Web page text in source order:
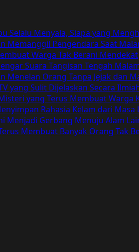
Selalu Menyala, Siapa yang
Memanggil Pengendara Saat
Warga Tak Berani Mendekat
Suara Tangisan Tengah
Menelan Orang Tanpa Jejak dan
yang Sulit Dijelaskan Secara
yang Terus Membuat Warga
Rahasia Kelam dari Masa
Menjadi Gerbang Menuju Alam
Membuat Banyak Orang Tak